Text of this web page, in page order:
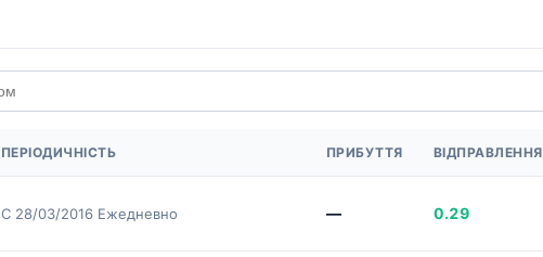
ПЕРІОДИЧНІСТЬ ПРИБУТТЯ ВІДПРАВЛЕННЯ
С 28/03/2016 Ежедневно — 0.29